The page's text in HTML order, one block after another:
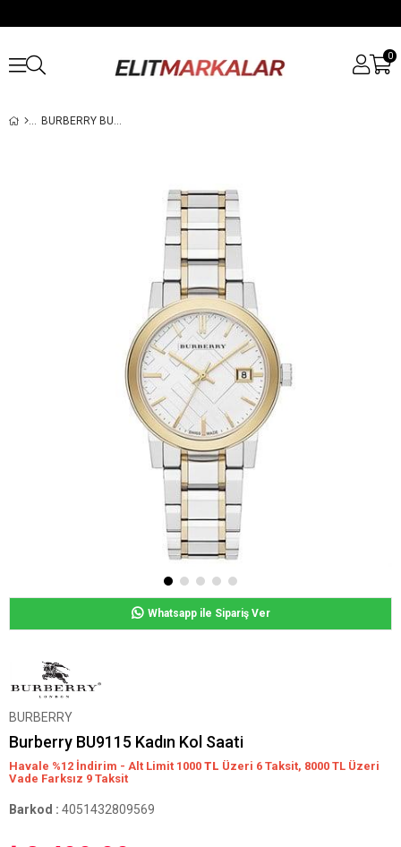
0
BURBERRY BU9115 KADIN KOL SAATI
Whatsapp ile Sipariş Ver
BURBERRY
Burberry BU9115 Kadın Kol Saati
Havale %12 İndirim - Alt Limit 1000 TL Üzeri 6 Taksit, 8000 TL Üzeri
Vade Farksız 9 Taksit
Barkod : 4051432809569